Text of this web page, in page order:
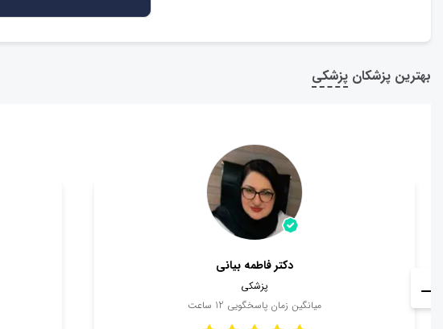
بهترین پزشکان پزشکی
دکتر فاطمه بیانی
پزشکی
میانگین زمان پاسخگویی 12 ساعت